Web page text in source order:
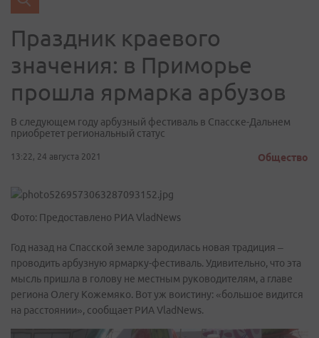
Праздник краевого
значения: в Приморье
прошла ярмарка арбузов
В следующем году арбузный фестиваль в Спасске-Дальнем
приобретет региональный статус
13:22, 24 августа 2021 Общество
Фото: Предоставлено РИА VladNews
Год назад на Cпасской земле зародилась новая традиция –
проводить арбузную ярмарку-фестиваль. Удивительно, что эта
мысль пришла в голову не местным руководителям, а главе
региона Олегу Кожемяко. Вот уж воистину: «большое видится
на расстоянии», сообщает РИА VladNews.